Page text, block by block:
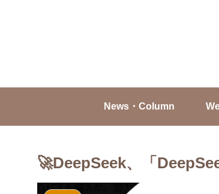
News・Column
🚀DeepSeek、「